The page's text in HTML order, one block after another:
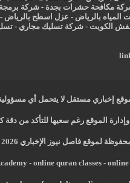
مكافحة حشرات بجدة -شركة
بالرياض - عزل اسطح بالرياض
الكويت -شركة تسليك مجاري -
إخباري مستقل لا يتحمل أي
الموقع رغم سعيها للتأكد من
لموقع فاصل نيوز الإخباري 2026 -
- online quran classes- online